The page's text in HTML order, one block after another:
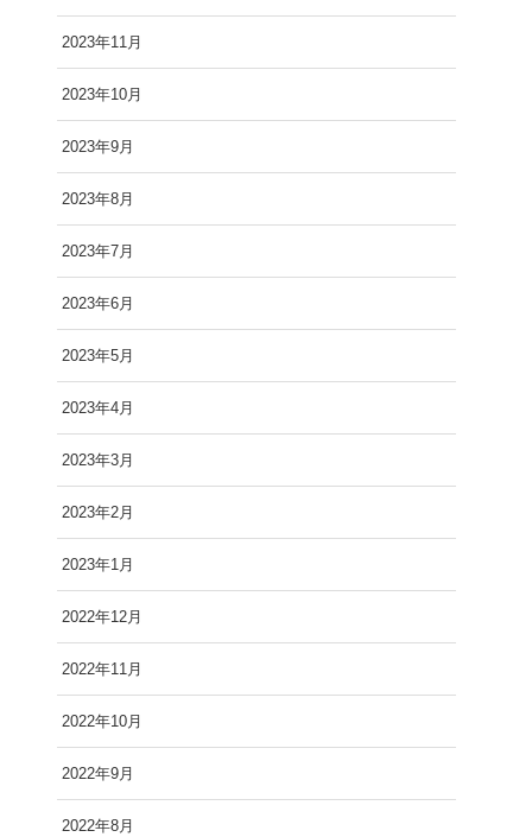
2023年11月
2023年10月
2023年9月
2023年8月
2023年7月
2023年6月
2023年5月
2023年4月
2023年3月
2023年2月
2023年1月
2022年12月
2022年11月
2022年10月
2022年9月
2022年8月